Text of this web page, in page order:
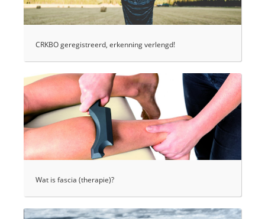
CRKBO geregistreerd, erkenning verlengd!
Wat is fascia (therapie)?